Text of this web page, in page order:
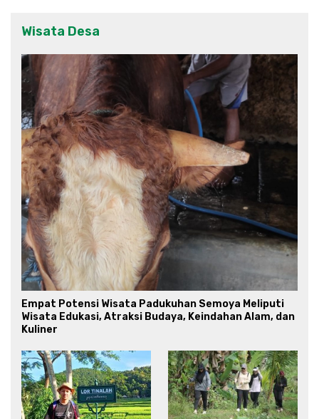
Wisata Desa
Empat Potensi Wisata Padukuhan Semoya Meliputi
Wisata Edukasi, Atraksi Budaya, Keindahan Alam, dan
Kuliner